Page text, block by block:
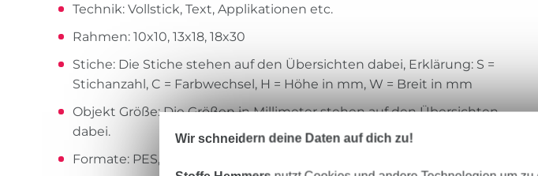
Technik: Vollstick, Text, Applikationen etc.
Rahmen: 10x10, 13x18, 18x30
Stiche: Die Stiche stehen auf den Übersichten dabei, Erklärung: S =
Stichanzahl, C = Farbwechsel, H = Höhe in mm, W = Breit in mm
Objekt Größe: Die Größen in Millimeter stehen auf den Übersichten
dabei.
Formate: PES, JEF, EXP, DST, VIP, VP3, HUS, XXX
Wir schneidern deine Daten auf dich zu!